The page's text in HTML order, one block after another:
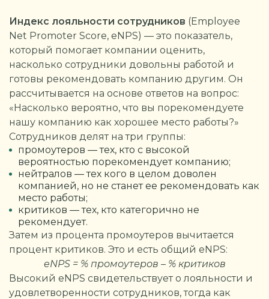
Индекс лояльности сотрудников (Employee
Net Promoter Score, eNPS) — это показатель,
который помогает компании оценить,
насколько сотрудники довольны работой и
готовы рекомендовать компанию другим. Он
рассчитывается на основе ответов на вопрос:
«Насколько вероятно, что вы порекомендуете
нашу компанию как хорошее место работы?»
Сотрудников делят на три группы:
промоутеров — тех, кто с высокой
вероятностью порекомендует компанию;
нейтралов — тех кого в целом доволен
компанией, но не станет ее рекомендовать как
место работы;
критиков — тех, кто категорично не
рекомендует.
Затем из процента промоутеров вычитается
процент критиков. Это и есть общий eNPS:
eNPS = % промоутеров – % критиков
Высокий eNPS свидетельствует о лояльности и
удовлетворенности сотрудников, тогда как